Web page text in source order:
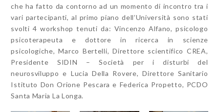
che ha fatto da contorno ad un momento di incontro tra i
vari partecipanti, al primo piano dell’Università sono stati
svolti 4 workshop tenuti da: Vincenzo Alfano, psicologo
psicoterapeuta e dottore in ricerca in scienze
psicologiche, Marco Bertelli, Direttore scientifico CREA,
Presidente SIDIN – Società per i disturbi del
neurosviluppo e Lucia Della Rovere, Direttore Sanitario
Istituto Don Orione Pescara e Federica Propetto, PCDO
Santa Maria La Longa.